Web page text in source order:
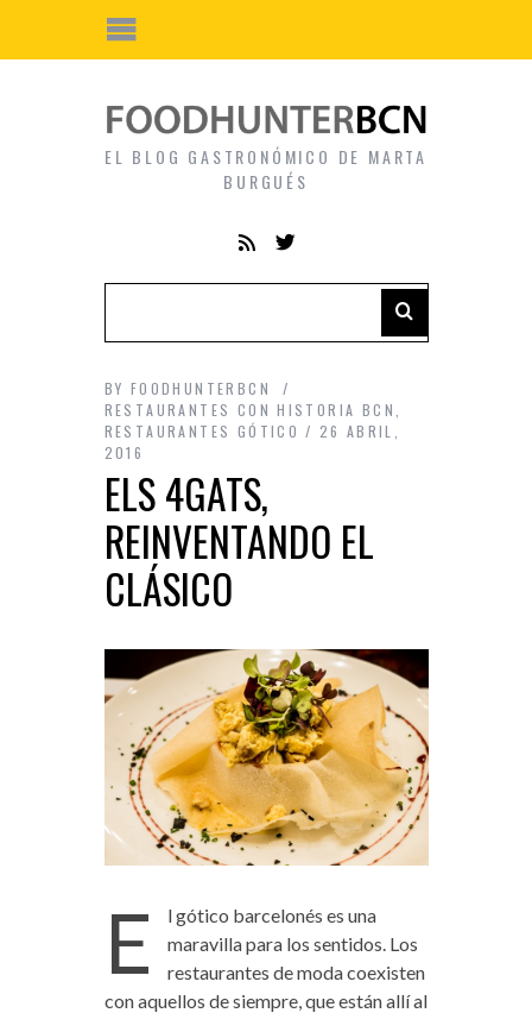
EL BLOG GASTRONÓMICO DE MARTA
BURGUÉS
BY FOODHUNTERBCN
RESTAURANTES CON HISTORIA BCN
RESTAURANTES GÓTICO
26 ABRIL,
2016
ELS 4GATS,
REINVENTANDO EL
CLÁSICO
E
l gótico barcelonés es una
maravilla para los sentidos. Los
restaurantes de moda coexisten
con aquellos de siempre, que están allí al